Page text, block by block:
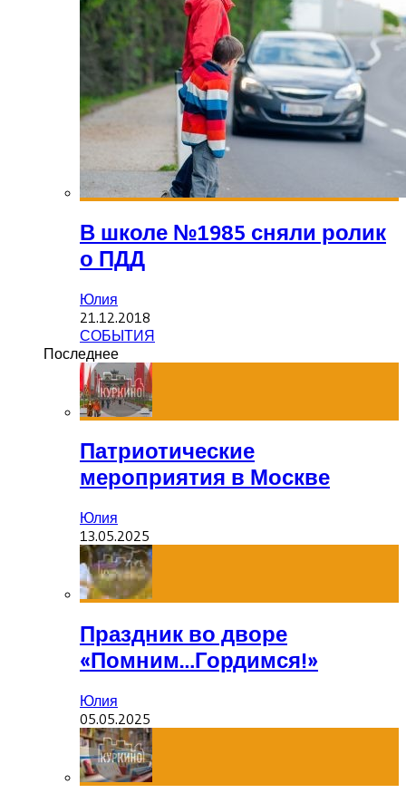
В школе №1985 сняли ролик
о ПДД
Юлия
21.12.2018
СОБЫТИЯ
Последнее
Патриотические
мероприятия в Москве
Юлия
13.05.2025
Праздник во дворе
«Помним…Гордимся!»
Юлия
05.05.2025